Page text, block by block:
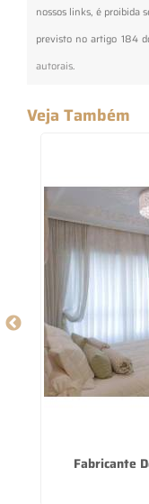
nossos links, é proibida
previsto no artigo 184
autorais.
Veja Também
Fabricante